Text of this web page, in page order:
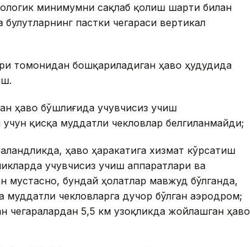
минимумни сақлаб қолиш шарти билан
пастки чегараси вертикал
томонидан бошқариладиган ҳаво ҳудудида
ҳаво бўшлиғида учувчисиз учиш
қисқа муддатли чекловлар белгиланмайди;
ҳаво ҳаракатига хизмат кўрсатиш
учувчисиз учиш аппаратлари ва
мустасно, бундай ҳолатлар мавжуд бўлганда,
чекловларга дучор бўлган аэродром;
чегаралардан 5,5 км узоқликда жойлашган ҳаво